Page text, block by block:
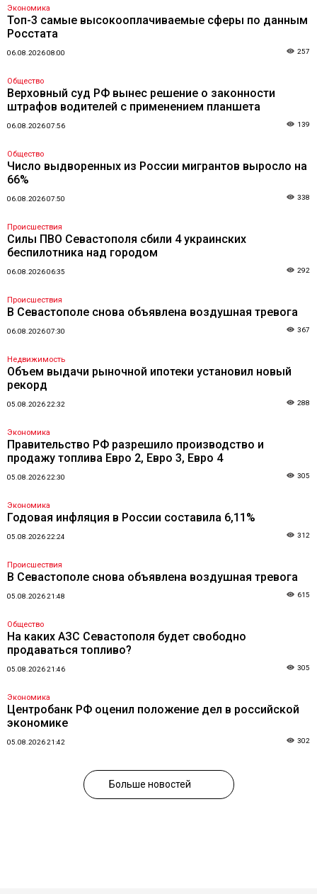
Экономика
Топ-3 самые высокооплачиваемые сферы по данным
Росстата
06.08.2026 08:00 257
Общество
Верховный суд РФ вынес решение о законности
штрафов водителей с применением планшета
06.08.2026 07:56 139
Общество
Число выдворенных из России мигрантов выросло на
66%
06.08.2026 07:50 338
Происшествия
Силы ПВО Севастополя сбили 4 украинских
беспилотника над городом
06.08.2026 06:35 292
Происшествия
В Севастополе снова объявлена воздушная тревога
06.08.2026 07:30 367
Недвижимость
Объем выдачи рыночной ипотеки установил новый
рекорд
05.08.2026 22:32 288
Экономика
Правительство РФ разрешило производство и
продажу топлива Евро 2, Евро 3, Евро 4
05.08.2026 22:30 305
Экономика
Годовая инфляция в России составила 6,11%
05.08.2026 22:24 312
Происшествия
В Севастополе снова объявлена воздушная тревога
05.08.2026 21:48 615
Общество
На каких АЗС Севастополя будет свободно
продаваться топливо?
05.08.2026 21:46 305
Экономика
Центробанк РФ оценил положение дел в российской
экономике
05.08.2026 21:42 302
Больше новостей